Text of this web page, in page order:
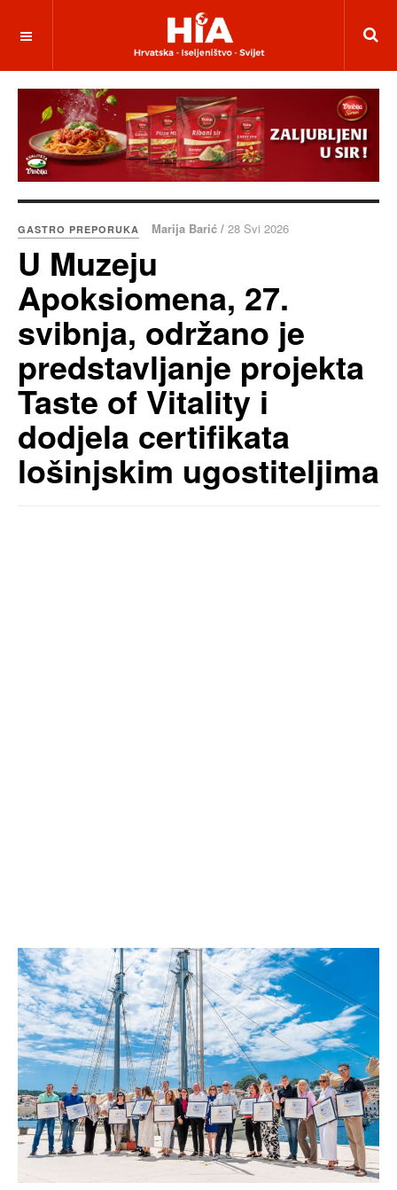
GASTRO PREPORUKA Marija Barić / 28 Svi 2026
U Muzeju
Apoksiomena, 27.
svibnja, održano je
predstavljanje projekta
Taste of Vitality i
dodjela certifikata
lošinjskim ugostiteljima